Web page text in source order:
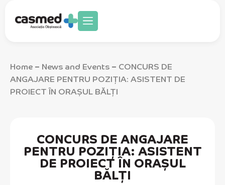
Home – News and Events – CONCURS DE
ANGAJARE PENTRU POZIȚIA: ASISTENT DE
PROIECT ÎN ORAȘUL BĂLȚI
CONCURS DE ANGAJARE
PENTRU POZIȚIA: ASISTENT
DE PROIECT ÎN ORAȘUL
BĂLȚI